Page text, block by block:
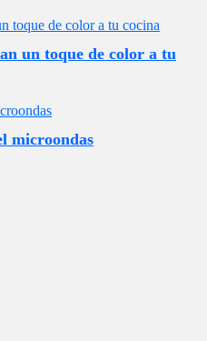
un toque de color a tu
microondas